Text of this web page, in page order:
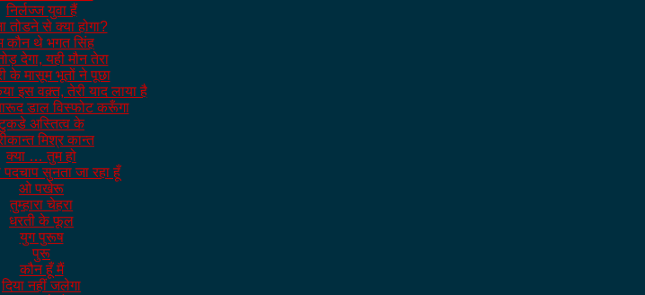
निर्लज्ज युवा हैं
तोडने से क्या होगा?
कौन थे भगत सिंह
देगा, यही मौन तेरा
के मासूम भूतों ने पूछा
इस वक़्त, तेरी याद लाया है
डाल विस्फोट करूँगा
अस्तित्व के
मिश्र कान्त
क्या … तुम हो
पदचाप सुनता जा रहा हूँ
ओ पखेरू
तुम्हारा चेहरा
धरती के फूल
युग पुरूष
पुरू
कौन हूँ मैं
दिया नहीं जलेगा